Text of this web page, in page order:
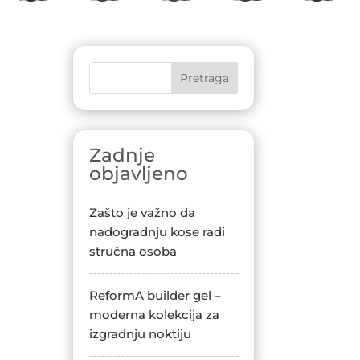
Pretraga
Zadnje
objavljeno
Zašto je važno da
nadogradnju kose radi
stručna osoba
ReformA builder gel –
moderna kolekcija za
izgradnju noktiju